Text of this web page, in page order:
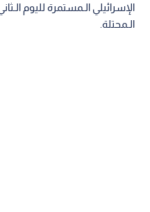
الإسرائيلي الـمستمرة لليوم
الـمحتلة.